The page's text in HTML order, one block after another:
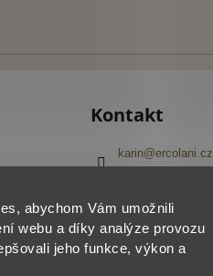
abychom Vám umožnili
webu a díky analýze provozu
jeho funkce, výkon a
Kontakt
karin@ercolani.cz
ercolani_cz